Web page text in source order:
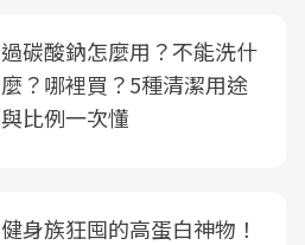
過碳酸鈉怎麼用？不能洗什
麼？哪裡買？5種清潔用途
與比例一次懂
健身族狂囤的高蛋白神物！